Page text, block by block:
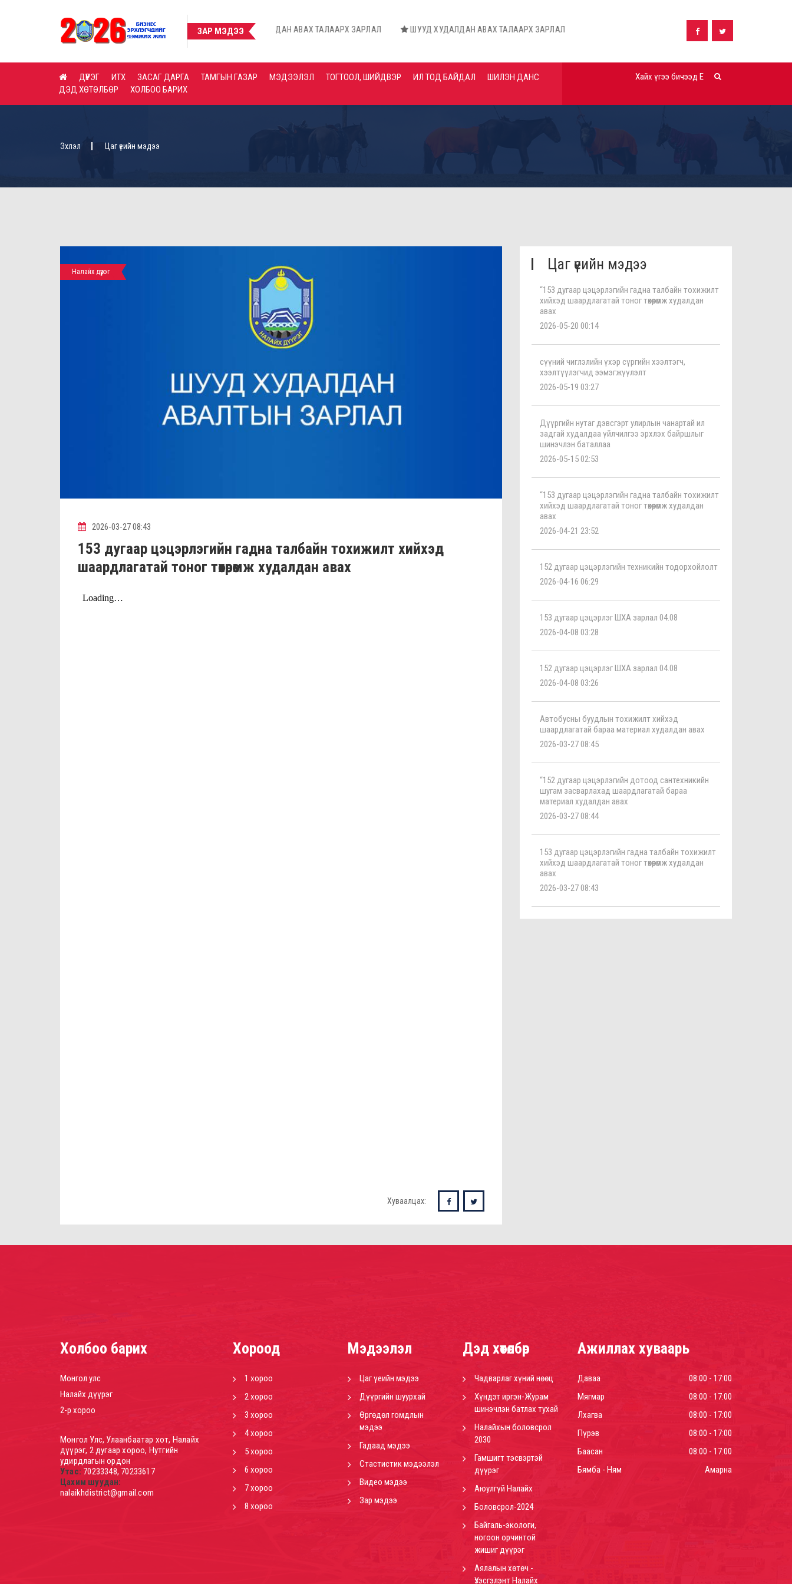
ЗАР МЭДЭЭ
ХУДАЛДАН АВАХ ТАЛААРХ ЗАРЛАЛ ШУУД ХУДАЛДАН АВАХ ТАЛААРХ ЗАРЛАЛ ШУУД ХУДАЛДАН АВАХ ТАЛААРХ ЗАРЛАЛ Дүүргийн орон нутгийн хөрөнгө оруулалтаар хэрэгжүүлэх: "...
ДҮҮРЭГ ИТХ ЗАСАГ ДАРГА ТАМГЫН ГАЗАР МЭДЭЭЛЭЛ ТОГТООЛ, ШИЙДВЭР ИЛ ТОД БАЙДАЛ
ШИЛЭН ДАНС
ДЭД ХӨТӨЛБӨР
ХОЛБОО БАРИХ
Эхлэл Цаг үеийн мэдээ
Налайх дүүрэг
2026-03-27 08:43
153 дугаар цэцэрлэгийн гадна талбайн тохижилт хийхэд
шаардлагатай тоног төхөөрөмж худалдан авах
Хуваалцах:
Цаг үеийн мэдээ
“153 дугаар цэцэрлэгийн гадна талбайн тохижилт
хийхэд шаардлагатай тоног төхөөрөмж худалдан
авах
2026-05-20 00:14
сүүний чиглэлийн үхэр сүргийн хээлтэгч,
хээлтүүлэгчид ээмэгжүүлэлт
2026-05-19 03:27
Дүүргийн нутаг дэвсгэрт улирлын чанартай ил
задгай худалдаа үйлчилгээ эрхлэх байршлыг
шинэчлэн баталлаа
2026-05-15 02:53
“153 дугаар цэцэрлэгийн гадна талбайн тохижилт
хийхэд шаардлагатай тоног төхөөрөмж худалдан
авах
2026-04-21 23:52
152 дугаар цэцэрлэгийн техникийн тодорхойлолт
2026-04-16 06:29
153 дугаар цэцэрлэг ШХА зарлал 04.08
2026-04-08 03:28
152 дугаар цэцэрлэг ШХА зарлал 04.08
2026-04-08 03:26
Автобусны буудлын тохижилт хийхэд
шаардлагатай бараа материал худалдан авах
2026-03-27 08:45
“152 дугаар цэцэрлэгийн дотоод сантехникийн
шугам засварлахад шаардлагатай бараа
материал худалдан авах
2026-03-27 08:44
153 дугаар цэцэрлэгийн гадна талбайн тохижилт
хийхэд шаардлагатай тоног төхөөрөмж худалдан
авах
2026-03-27 08:43
Холбоо барих
Монгол улс
Налайх дүүрэг
2-р хороо
Монгол Улс, Улаанбаатар хот, Налайх
дүүрэг, 2 дугаар хороо, Нутгийн
удирдлагын ордон
Утас: 70233348, 70233617
Цахим шуудан:
nalaikhdistrict@gmail.com
Хороод
1 хороо
2 хороо
3 хороо
4 хороо
5 хороо
6 хороо
7 хороо
8 хороо
Мэдээлэл
Цаг үеийн мэдээ
Дүүргийн шуурхай
Өргөдөл гомдлын
мэдээ
Гадаад мэдээ
Стастистик мэдээлэл
Видео мэдээ
Зар мэдээ
Дэд хөтөлбөр
Чадварлаг хүний нөөц
Хүндэт иргэн-Журам
шинэчлэн батлах тухай
Налайхын боловсрол
2030
Гамшигт тэсвэртэй
дүүрэг
Аюулгүй Налайх
Боловсрол-2024
Байгаль-экологи,
ногоон орчинтой
жишиг дүүрэг
Аялалын хөтөч -
Үзэсгэлэнт Налайх
Ажиллах хуваарь
Даваа
08:00 - 17:00
Мягмар
08:00 - 17:00
Лхагва
08:00 - 17:00
Пүрэв
08:00 - 17:00
Баасан
08:00 - 17:00
Бямба - Ням
Амарна